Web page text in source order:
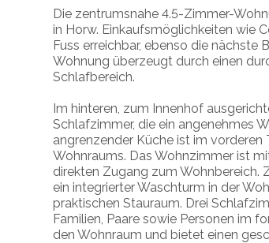
Die zentrumsnahe 4.5-Zimmer-
in Horw. Einkaufsmöglichkeiten wie
Fuss erreichbar, ebenso die
Wohnung überzeugt durch einen
Schlafbereich.
Im hinteren, zum Innenhof
Schlafzimmer, die ein angenehmes
angrenzender Küche ist im
Wohnraums. Das Wohnzimmer ist
direkten Zugang zum Wohnbereich.
ein integrierter Waschturm in der
praktischen Stauraum. Drei
Familien, Paare sowie Personen im
den Wohnraum und bietet einen